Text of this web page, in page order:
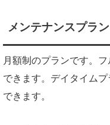
メンテナンスプラン
月額制のプランです。
できます。デイタイム
できます。